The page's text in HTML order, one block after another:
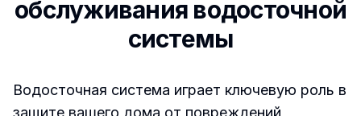
обслуживания водосточной
системы
Водосточная система играет ключевую роль в
защите вашего дома от повреждений,